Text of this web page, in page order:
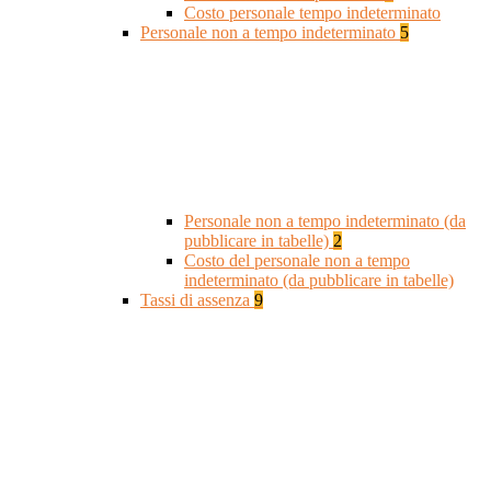
Costo personale tempo indeterminato
Personale non a tempo indeterminato 5
Personale non a tempo indeterminato (da
pubblicare in tabelle) 2
Costo del personale non a tempo
indeterminato (da pubblicare in tabelle)
Tassi di assenza 9